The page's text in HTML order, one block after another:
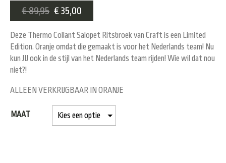
€89,95 € 35,00
Deze Thermo Collant Salopet Ritsbroek van Craft is een Limited
Edition. Oranje omdat die gemaakt is voor het Nederlands team! Nu
kun JIJ ook in de stijl van het Nederlands team rijden! Wie wil dat nou
niet?!
ALLEEN VERKRIJGBAAR IN ORANJE
MAAT